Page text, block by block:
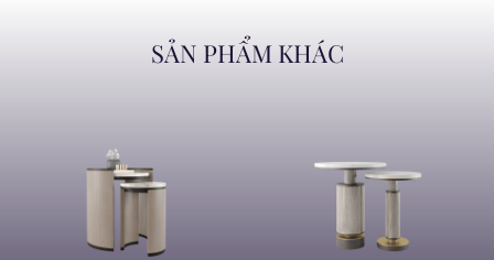
SẢN PHẨM KHÁC